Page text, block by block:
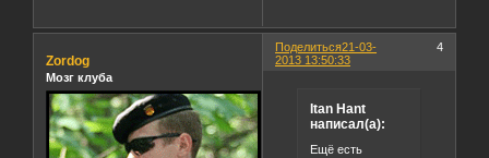
Поделиться 4
21-03-
2013 13:50:33
Zordog
Мозг клуба
Itan Hant
написал(а):
Ещё есть